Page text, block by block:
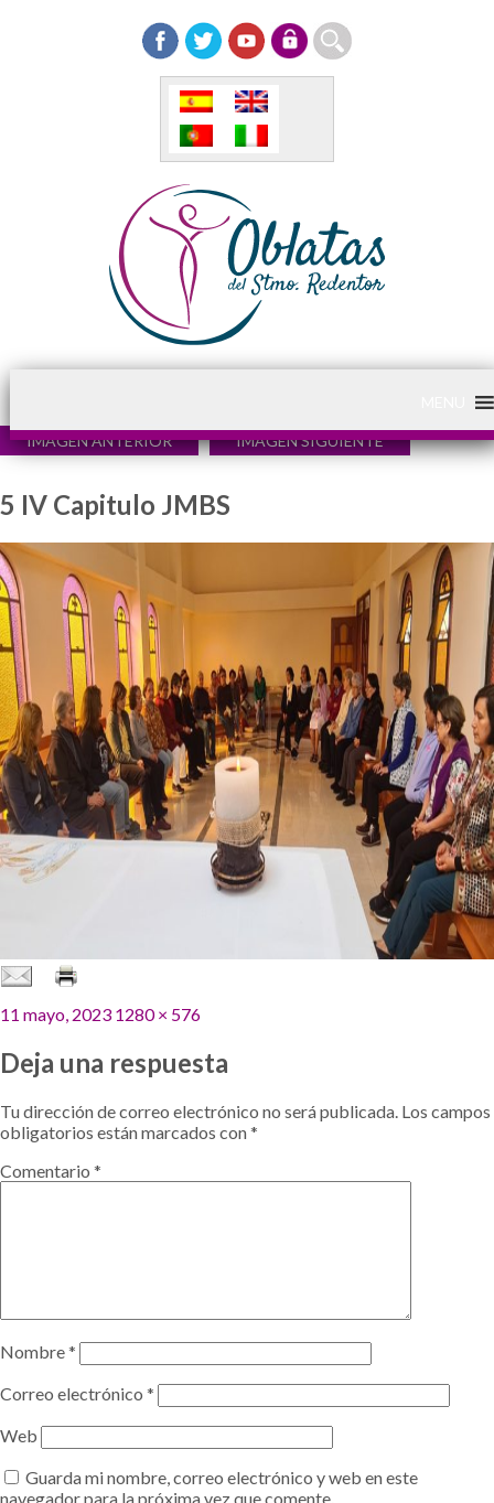
IMAGEN ANTERIOR IMAGEN SIGUIENTE
5 IV Capitulo JMBS
Publicado
11 mayo, 2023 Tamaño
1280 × 576
Deja una respuesta
Tu dirección de correo electrónico no será publicada. Los campos
obligatorios están marcados con*
Comentario *
Nombre*
Correo electrónico *
Web
Guarda mi nombre, correo electrónico y web en este
navegador para la próxima vez que comente.